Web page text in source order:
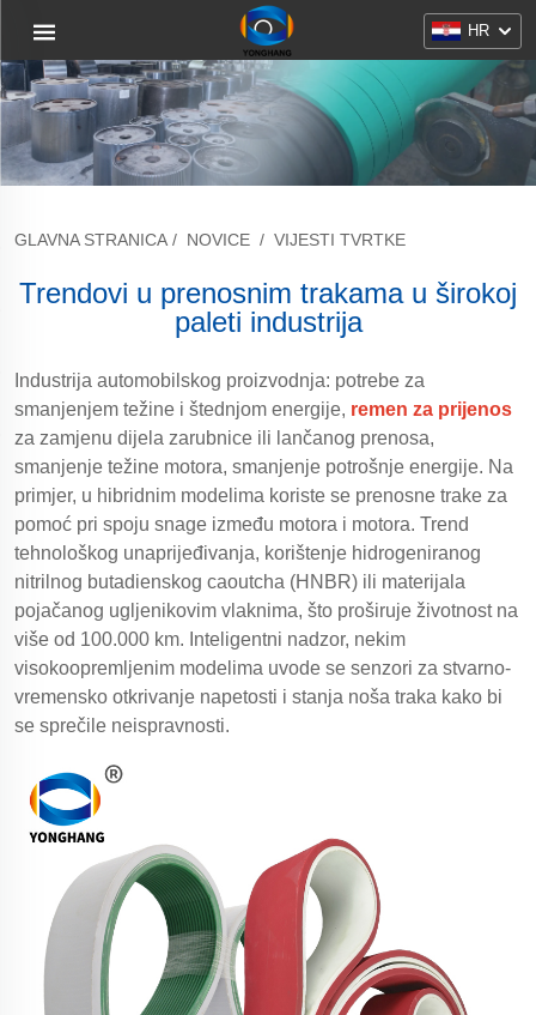
HR
GLAVNA STRANICA / NOVICE / VIJESTI TVRTKE
Trendovi u prenosnim trakama u širokoj
paleti industrija
Industrija automobilskog proizvodnja: potrebe za
smanjenjem težine i štednjom energije, remen za prijenos
za zamjenu dijela zarubnice ili lančanog prenosa,
smanjenje težine motora, smanjenje potrošnje energije. Na
primjer, u hibridnim modelima koriste se prenosne trake za
pomoć pri spoju snage između motora i motora. Trend
tehnološkog unaprijeđivanja, korištenje hidrogeniranog
nitrilnog butadienskog caoutcha (HNBR) ili materijala
pojačanog ugljenikovim vlaknima, što proširuje životnost na
više od 100.000 km. Inteligentni nadzor, nekim
visokoopremljenim modelima uvode se senzori za stvarno-
vremensko otkrivanje napetosti i stanja noša traka kako bi
se sprečile neispravnosti.